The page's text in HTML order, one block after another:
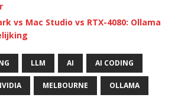
vs Mac Studio vs RTX-4080: Ollama
LLM AI AI CODING
MELBOURNE OLLAMA